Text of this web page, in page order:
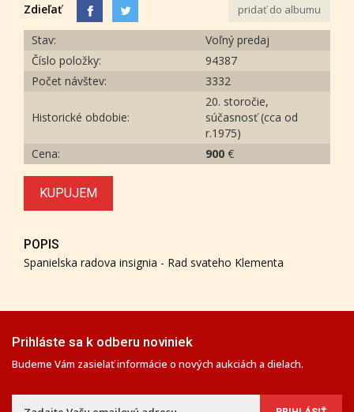
Zdieľať pridať do albumu
Stav:
Voľný predaj
Číslo položky:
94387
Počet návštev:
3332
Historické obdobie:
20. storočie,
súčasnosť (cca od
r.1975)
Cena:
900 €
KUPUJEM
POPIS
Spanielska radova insignia - Rad svateho Klementa
Prihláste sa k odberu noviniek
Budeme Vám zasielať informácie o nových aukciách a dielach.